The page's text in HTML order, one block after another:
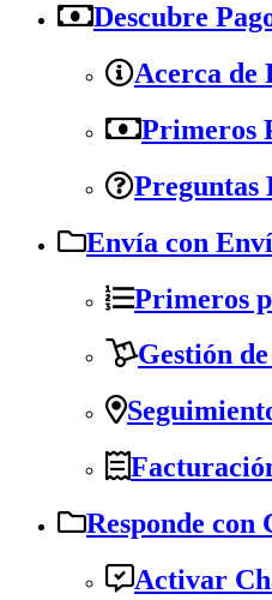
Descubre
Acerca de
Primeros
Preguntas
Envía con
Primeros
Gestión
Responde con
Activar